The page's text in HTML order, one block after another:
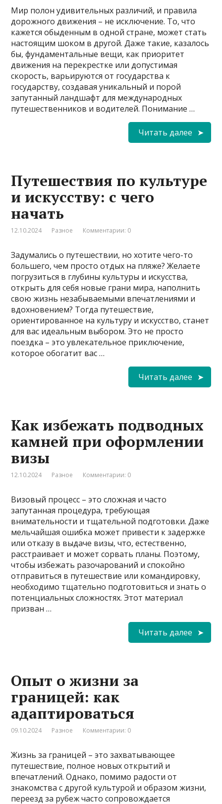
Мир полон удивительных различий, и правила
дорожного движения – не исключение. То, что
кажется обыденным в одной стране, может стать
настоящим шоком в другой. Даже такие, казалось
бы, фундаментальные вещи, как приоритет
движения на перекрестке или допустимая
скорость, варьируются от государства к
государству, создавая уникальный и порой
запутанный ландшафт для международных
путешественников и водителей. Понимание …
Читать далее
Путешествия по культуре
и искусству: с чего
начать
12.10.2024 Разное Комментарии: 0
Задумались о путешествии, но хотите чего-то
большего, чем просто отдых на пляже? Желаете
погрузиться в глубины культуры и искусства,
открыть для себя новые грани мира, наполнить
свою жизнь незабываемыми впечатлениями и
вдохновением? Тогда путешествие,
ориентированное на культуру и искусство, станет
для вас идеальным выбором. Это не просто
поездка – это увлекательное приключение,
которое обогатит вас …
Читать далее
Как избежать подводных
камней при оформлении
визы
12.10.2024 Разное Комментарии: 0
Визовый процесс – это сложная и часто
запутанная процедура, требующая
внимательности и тщательной подготовки. Даже
мельчайшая ошибка может привести к задержке
или отказу в выдаче визы, что, естественно,
расстраивает и может сорвать планы. Поэтому,
чтобы избежать разочарований и спокойно
отправиться в путешествие или командировку,
необходимо тщательно подготовиться и знать о
потенциальных сложностях. Этот материал
призван …
Читать далее
Опыт о жизни за
границей: как
адаптироваться
09.10.2024 Разное Комментарии: 0
Жизнь за границей – это захватывающее
путешествие, полное новых открытий и
впечатлений. Однако, помимо радости от
знакомства с другой культурой и образом жизни,
переезд за рубеж часто сопровождается